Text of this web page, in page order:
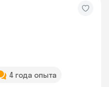
4 года опыта